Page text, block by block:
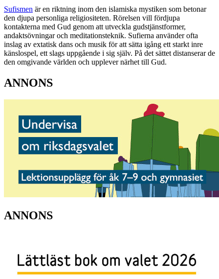
Sufismen är en riktning inom den islamiska mystiken som betonar
den djupa personliga religiositeten. Rörelsen vill fördjupa
kontakterna med Gud genom att utveckla gudstjänstformer,
andaktsövningar och meditationsteknik. Sufierna använder ofta
inslag av extatisk dans och musik för att sätta igång ett starkt inre
känslospel, ett slags uppgående i sig själv. På det sättet distanserar de
den omgivande världen och upplever närhet till Gud.
ANNONS
ANNONS